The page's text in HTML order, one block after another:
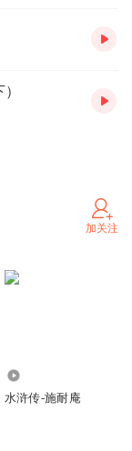
加关注
水浒传-施耐庵